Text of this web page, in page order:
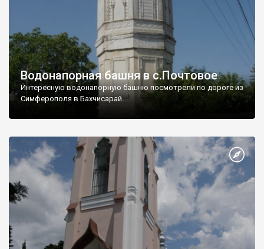
Водонапорная башня в с.Почтовое
Интересную водонапорную башню посмотрели по дороге из
Симферополя в Бахчисарай.